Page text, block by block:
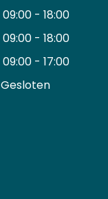
09:00 - 18:00
09:00 - 18:00
09:00 - 17:00
Gesloten ​ ​ ​ ​ ​ ​ ​